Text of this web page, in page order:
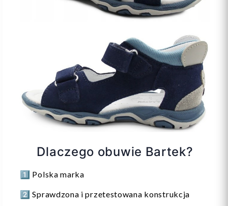
Dlaczego obuwie Bartek?
1️⃣ Polska marka
2️⃣ Sprawdzona i przetestowana konstrukcja